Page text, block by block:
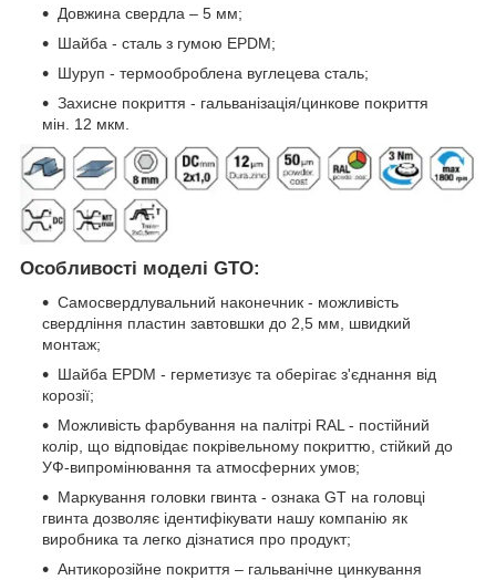
Довжина свердла – 5 мм;
Шайба - сталь з гумою EPDM;
Шуруп - термооброблена вуглецева сталь;
Захисне покриття - гальванізація/цинкове покриття
мін. 12 мкм.
Особливості моделі GTO:
Самосвердлувальний наконечник - можливість
свердління пластин завтовшки до 2,5 мм, швидкий
монтаж;
Шайба EPDM - герметизує та оберігає з'єднання від
корозії;
Можливість фарбування на палітрі RAL - постійний
колір, що відповідає покрівельному покриттю, стійкий до
УФ-випромінювання та атмосферних умов;
Маркування головки гвинта - ознака GT на головці
гвинта дозволяє ідентифікувати нашу компанію як
виробника та легко дізнатися про продукт;
Антикорозійне покриття – гальванічне цинкування